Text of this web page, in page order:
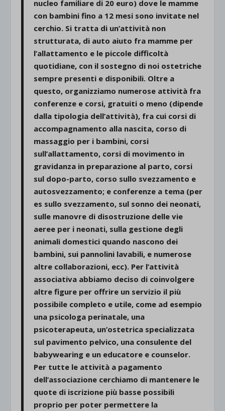
nucleo familiare di 20 euro) dove le mamme
con bambini fino a 12 mesi sono invitate nel
cerchio. Si tratta di un’attività non
strutturata, di auto aiuto fra mamme per
l’allattamento e le piccole difficoltà
quotidiane, con il sostegno di noi ostetriche
sempre presenti e disponibili. Oltre a
questo, organizziamo numerose attività fra
conferenze e corsi, gratuiti o meno (dipende
dalla tipologia dell’attività), fra cui corsi di
accompagnamento alla nascita, corso di
massaggio per i bambini, corsi
sull’allattamento, corsi di movimento in
gravidanza in preparazione al parto, corsi
sul dopo-parto, corso sullo svezzamento e
autosvezzamento; e conferenze a tema (per
es sullo svezzamento, sul sonno dei neonati,
sulle manovre di disostruzione delle vie
aeree per i neonati, sulla gestione degli
animali domestici quando nascono dei
bambini, sui pannolini lavabili, e numerose
altre collaborazioni, ecc). Per l’attività
associativa abbiamo deciso di coinvolgere
altre figure per offrire un servizio il più
possibile completo e utile, come ad esempio
una psicologa perinatale, una
psicoterapeuta, un’ostetrica specializzata
sul pavimento pelvico, una consulente del
babywearing e un educatore e counselor.
Per tutte le attività a pagamento
dell’associazione cerchiamo di mantenere le
quote di iscrizione più basse possibili
proprio per poter permettere la